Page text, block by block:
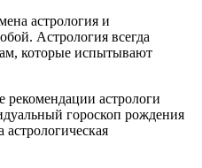
астрология и
Астрология всегда
которые испытывают
астрологи
гороскоп рождения